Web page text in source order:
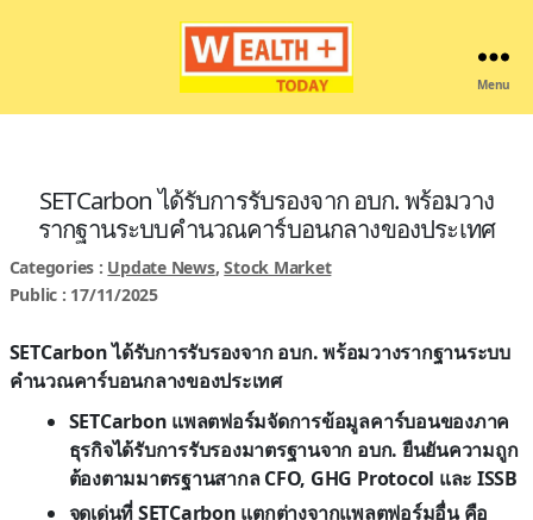
Menu
SETCarbon ได้รับการรับรองจาก อบก. พร้อมวาง
รากฐานระบบคำนวณคาร์บอนกลางของประเทศ
Categories : Update News,Stock Market
Public : 17/11/2025
SETCarbon ได้รับการรับรองจาก อบก. พร้อมวางรากฐานระบบ
คำนวณคาร์บอนกลางของประเทศ
SETCarbon แพลตฟอร์มจัดการข้อมูลคาร์บอนของภาค
ธุรกิจได้รับการรับรองมาตรฐานจาก อบก. ยืนยันความถูก
ต้องตามมาตรฐานสากล CFO, GHG Protocol และ ISSB
จุดเด่นที่SETCarbon แตกต่างจากแพลตฟอร์มอื่น คือ